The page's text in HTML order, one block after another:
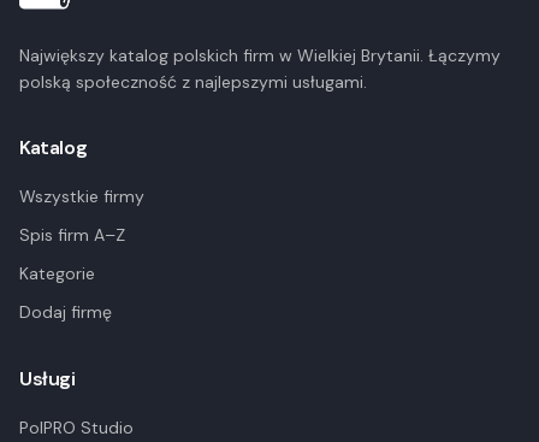
Największy katalog polskich firm w Wielkiej Brytanii. Łączymy
polską społeczność z najlepszymi usługami.
Katalog
Wszystkie firmy
Spis firm A–Z
Kategorie
Dodaj firmę
Usługi
PolPRO Studio